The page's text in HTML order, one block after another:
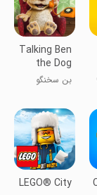
Talking Ben
the Dog
بن سخنگو
LEGO® City